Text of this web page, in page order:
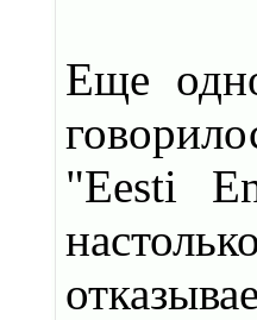
Еще
"Eesti